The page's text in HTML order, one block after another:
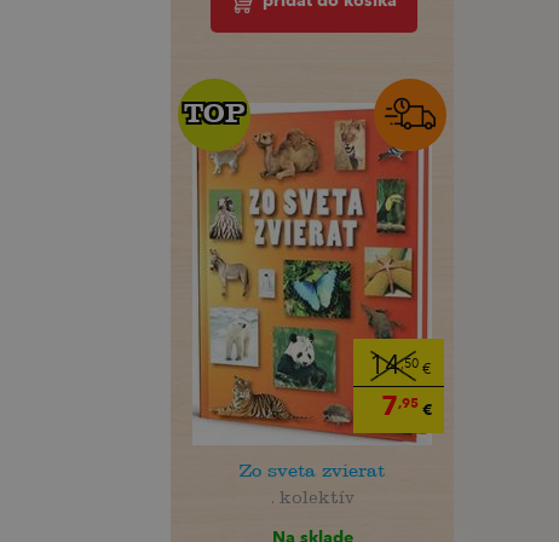
14,50€
7,95€
TOP
TOP
Zo sveta zvierat
. kolektív
Na sklade